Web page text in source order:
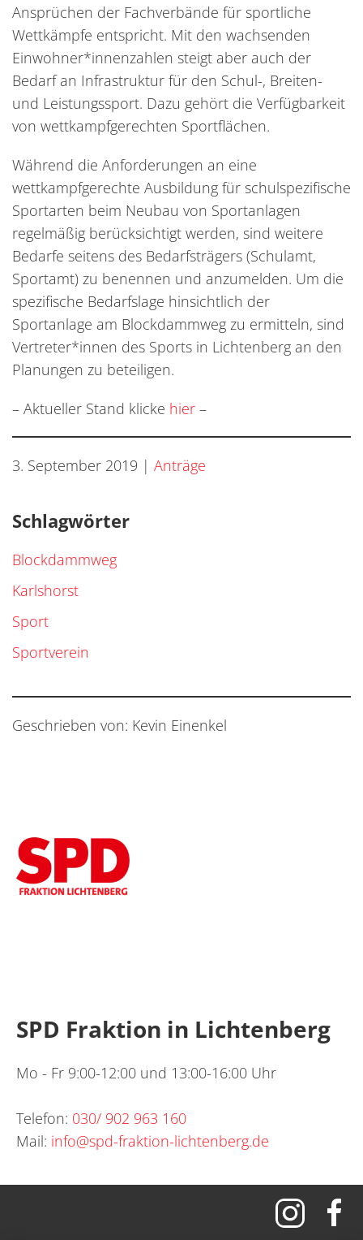
Ansprüchen der Fachverbände für sportliche
Wettkämpfe entspricht. Mit den wachsenden
Einwohner*innenzahlen steigt aber auch der
Bedarf an Infrastruktur für den Schul-, Breiten-
und Leistungssport. Dazu gehört die Verfügbarkeit
von wettkampfgerechten Sportflächen.
Während die Anforderungen an eine
wettkampfgerechte Ausbildung für schulspezifische
Sportarten beim Neubau von Sportanlagen
regelmäßig berücksichtigt werden, sind weitere
Bedarfe seitens des Bedarfsträgers (Schulamt,
Sportamt) zu benennen und anzumelden. Um die
spezifische Bedarfslage hinsichtlich der
Sportanlage am Blockdammweg zu ermitteln, sind
Vertreter*innen des Sports in Lichtenberg an den
Planungen zu beteiligen.
– Aktueller Stand klicke hier –
3. September 2019 | Anträge
Schlagwörter
Blockdammweg
Karlshorst
Sport
Sportverein
Geschrieben von: Kevin Einenkel
SPD Fraktion in Lichtenberg
Mo - Fr 9:00-12:00 und 13:00-16:00 Uhr
Telefon: 030/ 902 963 160
Mail: info@spd-fraktion-lichtenberg.de